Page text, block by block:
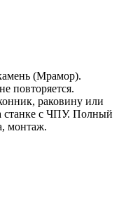
(Мрамор).
повторяется.
раковину или
станке с ЧПУ. Полный
монтаж.